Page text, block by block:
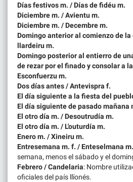
Días festivos m. / Días de fidéu m.
Diciembre m. / Avientu m.
Diciembre m. / Decembre m.
Domingo anterior al comienzo de
llardeiru m.
Domingo posterior al entierro de
de rezar por el finado y consolar a
Esconfuerzu m.
Dos días antes / Antevispra f.
El día siguiente a la fiesta del
El día siguiente de pasado mañana
El otro día m. / Desoutrudía m.
El otro día m. / L'outurdía m.
Enero m. / Xineiru m.
Entresemana m. f. / Enteselmana
semana, menos el sábado y el
Febrero / Candelaria: Nombre
oficiales del país llïonés.